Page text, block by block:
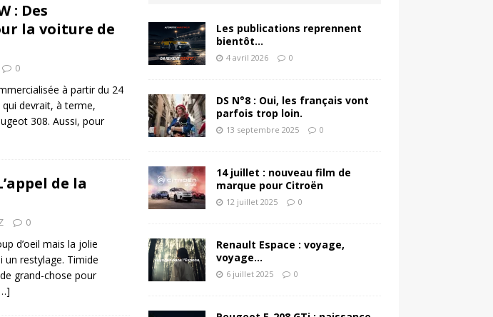
: Des
la voiture de
0
à partir du 24
devrait, à terme,
308. Aussi, pour
de la
0
d’oeil mais la jolie
un restylage. Timide
grand-chose pour
Les publications reprennent
bientôt…
4 avril 2026 0
DS N°8 : Oui, les français vont
parfois trop loin.
13 septembre 2025 0
14 juillet : nouveau film de
marque pour Citroën
12 juillet 2025 0
Renault Espace : voyage,
voyage…
6 juillet 2025 0